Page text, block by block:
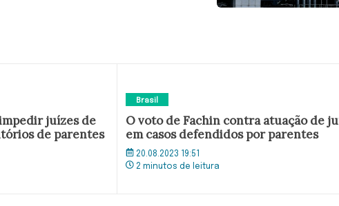
juízes de
de parentes
Brasil
O voto de Fachin contra atuação de
em casos defendidos por parentes
20.08.2023 19:51
2 minutos de leitura